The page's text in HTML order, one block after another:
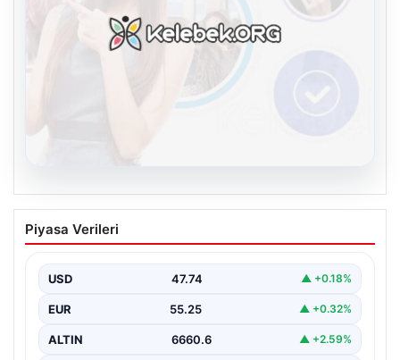
Kelebek sohbet platformu İle Çevrim içi
İletişimin Seviyeli Adresi Ve Muhabbet
İnternet ortamında insanların seviyeli bir şekilde irtibat
çeşitli…
Piyasa Verileri
USD 47.74 ▲ +0.18%
EUR 55.25 ▲ +0.32%
ALTIN 6660.6 ▲ +2.59%